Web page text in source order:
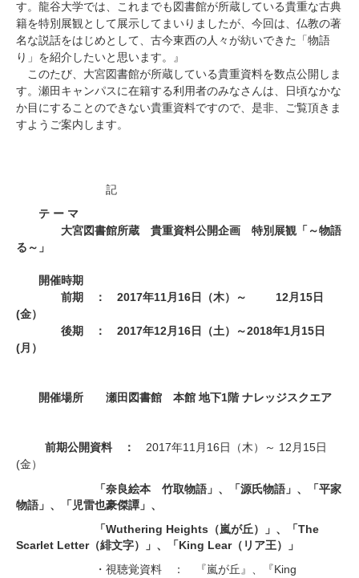
す。龍谷大学では、これまでも図書館が所蔵している貴重な古典
籍を特別展観として展示してまいりましたが、今回は、仏教の著
名な説話をはじめとして、古今東西の人々が紡いできた「物語
り」を紹介したいと思います。』
このたび、大宮図書館が所蔵している貴重資料を数点公開しま
す。 瀬田キャンパスに在籍する利用者のみなさんは、日頃なかな
か目にすることのできない貴重資料ですので、是非、ご覧頂きま
すようご案内します。
記
テ ー マ
大宮図書館所蔵 貴重資料公開企画 特別展観「～物語
る～」
開催時期
前期 ： 2017年11月 16 日（木）～ 12月 15 日
(金）
後期 ： 2017年12月 16 日（土）～2018年1月 15 日
(月）
開催場所 瀬田図書館 本館 地下1階 ナレッジスクエア
前期公開資料 ： 2017年11 月 16 日（木）～ 12 月 15 日
(金）
「奈良絵本 竹取物語」、「源氏物語」、「平家
物語」、「児雷也豪傑譚」、
「Wuthering Heights（嵐が丘）」、「The
Scarlet Letter（緋文字）」、「King Lear（リア王）」
・視聴覚資料 ： 『嵐が丘』、『King